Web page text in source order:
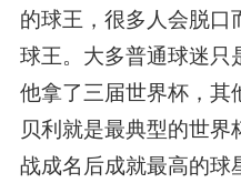
的球王，很多人会脱口
球王。大多普通球迷只
他拿了三届世界杯，其
贝利就是最典型的世界
战成名后成就最高的球